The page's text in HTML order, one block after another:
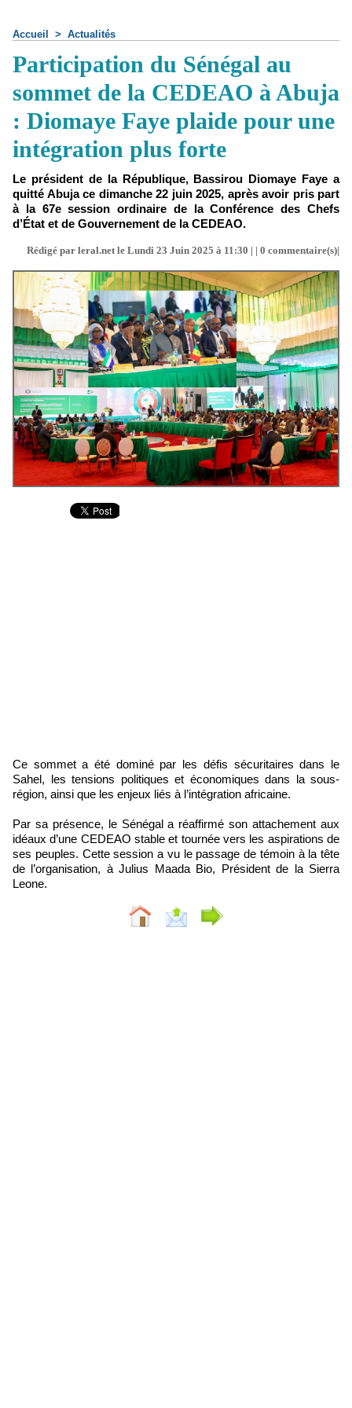
Accueil > Actualités
Participation du Sénégal au
sommet de la CEDEAO à Abuja
: Diomaye Faye plaide pour une
intégration plus forte
Le président de la République, Bassirou Diomaye Faye a
quitté Abuja ce dimanche 22 juin 2025, après avoir pris part
à la 67e session ordinaire de la Conférence des Chefs
d’État et de Gouvernement de la CEDEAO.
Rédigé par leral.net le Lundi 23 Juin 2025 à 11:30 | | 0 commentaire(s)|
Ce sommet a été dominé par les défis sécuritaires dans le
Sahel, les tensions politiques et économiques dans la sous-
région, ainsi que les enjeux liés à l’intégration africaine.
Par sa présence, le Sénégal a réaffirmé son attachement aux
idéaux d’une CEDEAO stable et tournée vers les aspirations de
ses peuples. Cette session a vu le passage de témoin à la tête
de l’organisation, à Julius Maada Bio, Président de la Sierra
Leone.